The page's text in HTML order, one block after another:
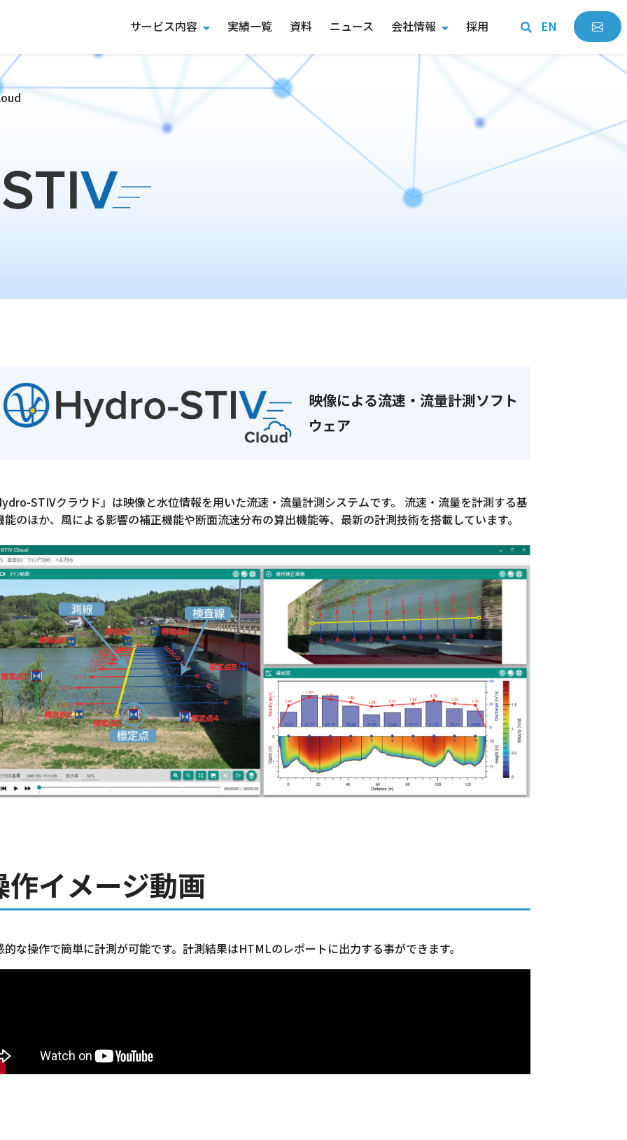
サービス内容 実績一覧 資料 ニュース 会社情報 採用 EN
Real Time
Portable
映像による流速・流量計測ソフト
ウェア
STIVクラウド』は映像と水位情報を用いた流速・流量計測システムです。 流速・流量を計測する基
能のほか、風による影響の補正機能や断面流速分布の算出機能等、最新の計測技術を搭載しています。
作イメージ動画
的な操作で簡単に計測が可能です。計測結果はHTMLのレポートに出力する事ができます。